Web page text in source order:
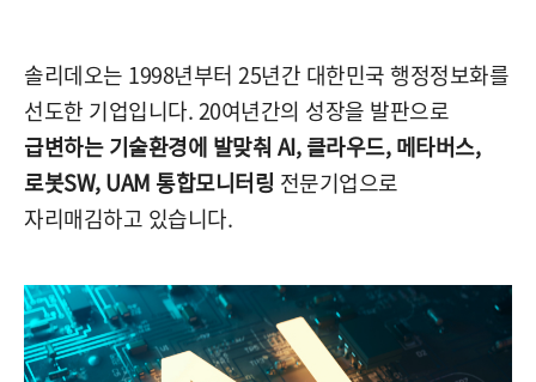
솔리데오는 1998년부터 25년간 대한민국 행정정보화를
선도한 기업입니다. 20여년간의 성장을 발판으로
급변하는 기술환경에 발맞춰 AI, 클라우드, 메타버스,
로봇SW, UAM 통합모니터링 전문기업으로
자리매김하고 있습니다.